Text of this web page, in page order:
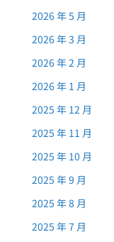
2026 年 5 月
2026 年 3 月
2026 年 2 月
2026 年 1 月
2025 年 12 月
2025 年 11 月
2025 年 10 月
2025 年 9 月
2025 年 8 月
2025 年 7 月